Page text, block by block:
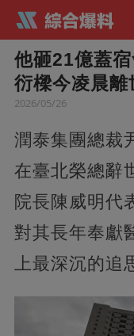
他砸21億蓋
衍樑今凌晨
2026/05/26
潤泰集團總裁
在臺北榮總辭
院長陳威明代
對其長年奉獻
上最深沉的追